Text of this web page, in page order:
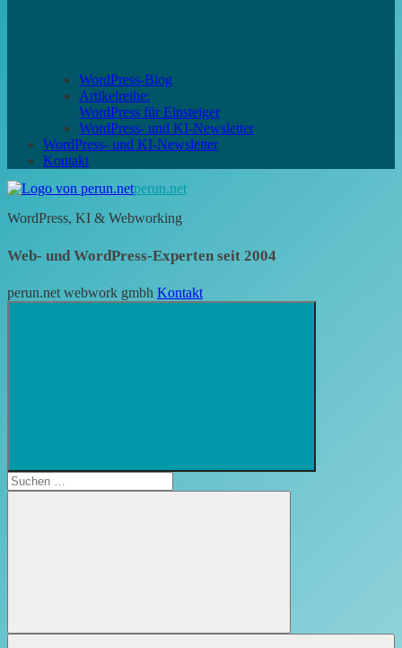
WordPress-Blog
Artikelreihe:
WordPress für Einsteiger
WordPress- und KI-Newsletter
WordPress- und KI-Newsletter
Kontakt
perun.net
WordPress, KI & Webworking
Web- und WordPress-Experten seit 2004
perun.net webwork gmbh Kontakt
öffnen
Suchen
nach:
Suchen